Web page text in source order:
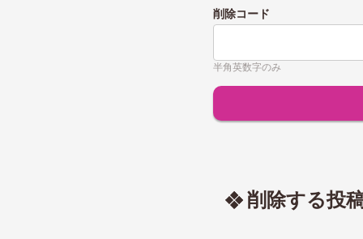
削除コード
半角英数字のみ
削除する投